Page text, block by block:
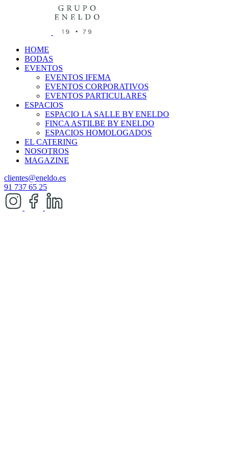
HOME
BODAS
EVENTOS
EVENTOS IFEMA
EVENTOS CORPORATIVOS
EVENTOS PARTICULARES
ESPACIOS
ESPACIO LA SALLE BY ENELDO
FINCA ASTILBE BY ENELDO
ESPACIOS HOMOLOGADOS
EL CATERING
NOSOTROS
MAGAZINE
clientes@eneldo.es
91 737 65 25